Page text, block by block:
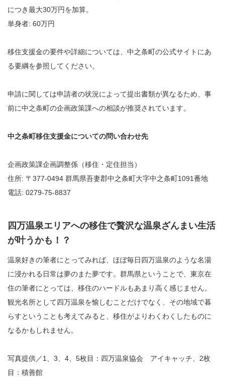
につき最大30万円を加算。
単身者: 60万円
移住支援金の要件や詳細については、中之条町の公式サイトにあ
る要綱を参照してください。
申請に関しては申請者の状況によって提出書類が異なるため、事
前に中之条町の企画政策課への相談が推奨されています。
中之条町移住支援金についての問い合わせ先
企画政策課企画調整係（移住・定住担当）
住所: 〒377-0494 群馬県吾妻郡中之条町大字中之条町1091番地
電話: 0279-75-8837
四万温泉エリアへの移住で贅沢な温泉ざんまい生活
が叶うかも！？
温泉好きの筆者にとってみれば、ほぼ毎日四万温泉のような名湯
に浸かれる日常は夢のまた夢です。群馬県ということで、東京在
住の筆者にとっては、移住のハードルもあまり高く感じません。
観光名所として四万温泉を愉しむことだけでなく、その地域で暮
らすということも考えてみると、移住がよりわくわくしたものに
なるかもしれません。
写真提供／1、3、4、5枚目：四万温泉協会 アイキャッチ、2枚
目：積善館